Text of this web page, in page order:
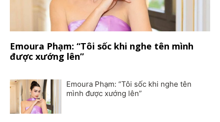
Emoura Phạm: “Tôi sốc khi nghe tên mình
được xướng lên”
Emoura Phạm: “Tôi sốc khi nghe tên
mình được xướng lên”